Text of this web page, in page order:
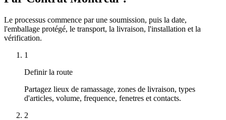
Le processus commence par une soumission, puis la date,
l'emballage protégé, le transport, la livraison, l'installation et la
vérification.
1
Definir la route
Partagez lieux de ramassage, zones de livraison, types
d'articles, volume, frequence, fenetres et contacts.
2